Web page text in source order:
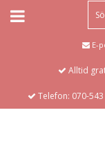
E-
Alltid
Telefon: 070-